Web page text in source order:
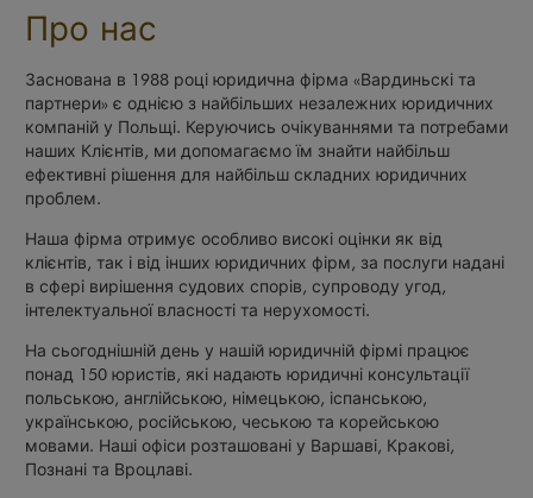
Про нас
Заснована в 1988 році юридична фірма «Вардиньскі та
партнери» є однією з найбільших незалежних юридичних
компаній у Польщі. Керуючись очікуваннями та потребами
наших Клієнтів, ми допомагаємо їм знайти найбільш
ефективні рішення для найбільш складних юридичних
проблем.
Наша фірма отримує особливо високі оцінки як від
клієнтів, так і від інших юридичних фірм, за послуги надані
в сфері вирішення судових спорів, супроводу угод,
інтелектуальної власності та нерухомості.
На сьогоднішній день у нашій юридичній фірмі працює
понад 150 юристів, які надають юридичні консультації
польською, англійською, німецькою, іспанською,
українською, російською, чеською та корейською
мовами. Наші офіси розташовані у Варшаві, Кракові,
Познані та Вроцлаві.